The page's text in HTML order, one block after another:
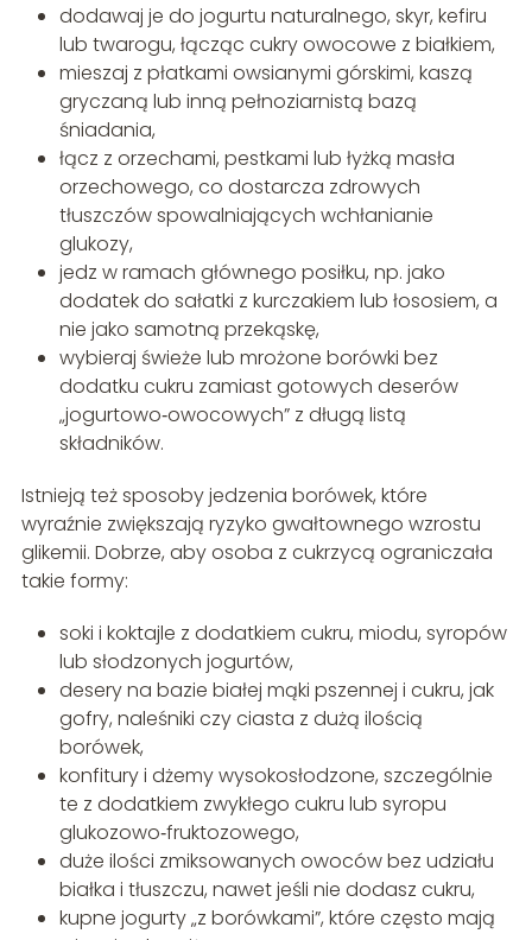
dodawaj je do jogurtu naturalnego, skyr, kefiru
lub twarogu, łącząc cukry owocowe z białkiem,
mieszaj z płatkami owsianymi górskimi, kaszą
gryczaną lub inną pełnoziarnistą bazą
śniadania,
łącz z orzechami, pestkami lub łyżką masła
orzechowego, co dostarcza zdrowych
tłuszczów spowalniających wchłanianie
glukozy,
jedz w ramach głównego posiłku, np. jako
dodatek do sałatki z kurczakiem lub łososiem, a
nie jako samotną przekąskę,
wybieraj świeże lub mrożone borówki bez
dodatku cukru zamiast gotowych deserów
„jogurtowo‑owocowych” z długą listą
składników.
Istnieją też sposoby jedzenia borówek, które
wyraźnie zwiększają ryzyko gwałtownego wzrostu
glikemii. Dobrze, aby osoba z cukrzycą ograniczała
takie formy:
soki i koktajle z dodatkiem cukru, miodu, syropów
lub słodzonych jogurtów,
desery na bazie białej mąki pszennej i cukru, jak
gofry, naleśniki czy ciasta z dużą ilością
borówek,
konfitury i dżemy wysokosłodzone, szczególnie
te z dodatkiem zwykłego cukru lub syropu
glukozowo‑fruktozowego,
duże ilości zmiksowanych owoców bez udziału
białka i tłuszczu, nawet jeśli nie dodasz cukru,
kupne jogurty „z borówkami”, które często mają